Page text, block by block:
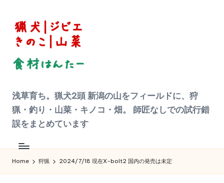
content
狩
猟
|
ジ
ビ
エ
理
食
材
ハ
ン
浅草育ち。猟犬2頭 新潟の山をフィールドに、狩
猟・釣り・山菜・キノコ・畑。 師匠なしでの試行錯
誤をまとめています
Home 狩猟 2024/7/18 現在X-bolt2 国内の発売は未定